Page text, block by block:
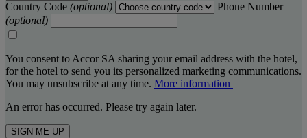
Country Code (optional)
Phone Number
(optional)
You consent to Accor SA sharing your email address with the hotel,
for the hotel to send you its personalized marketing communications.
You may unsubscribe at any time. More information
An error has occurred. Please try again later.
SIGN ME UP